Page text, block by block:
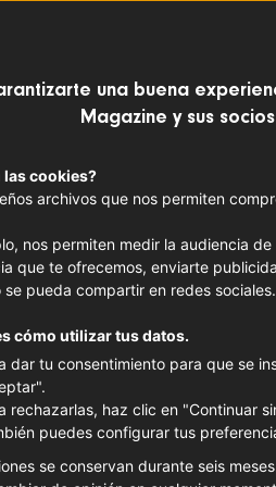
más fríos,
invierno, las
#raclette o incluso
y rostros
qué consisten
concebidos
una buena
Magazine y sus
las cookies?
archivos que nos permiten
nos permiten medir la audiencia
que te ofrecemos, enviarte
pueda compartir en redes sociales.
cómo utilizar tus datos.
dar tu consentimiento para que se
rechazarlas, haz clic en "Continuar
puedes configurar tus
se conservan durante seis